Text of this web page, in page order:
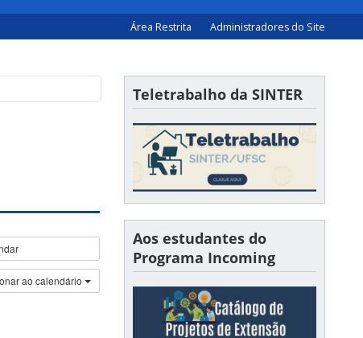
Área Restrita Administradores do Site
ao calendário
Teletrabalho da SINTER
Aos estudantes do
Programa Incoming